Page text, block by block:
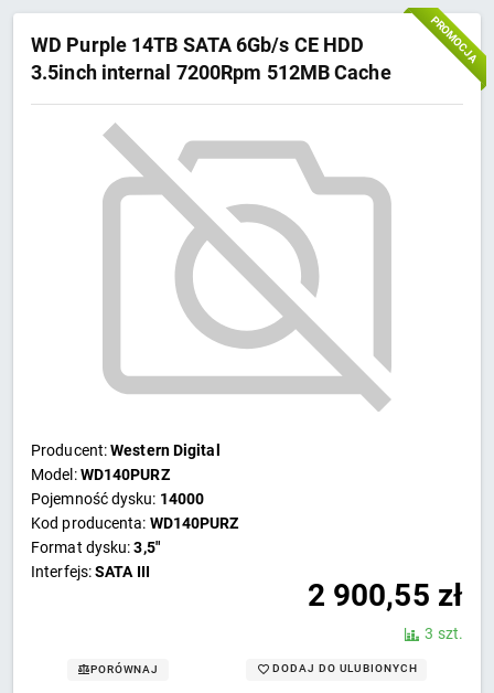
WD Purple 14TB SATA 6Gb/s CE HDD
3.5inch internal 7200Rpm 512MB Cache
24x7 Bulk
Producent:Western Digital
Model:WD140PURZ
Pojemność dysku: 14000
Kod producenta: WD140PURZ
Format dysku:3,5"
Interfejs:SATA III
2 900,55 zł
3 szt.
PORÓWNAJ DODAJ DO ULUBIONYCH
PROMOCJA